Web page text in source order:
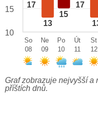
17
13
15
17
15
10
So
08
Ne
09
Po
10
Út
11
St
12
Graf zobrazuje nejvyšší a
příštích dnů.